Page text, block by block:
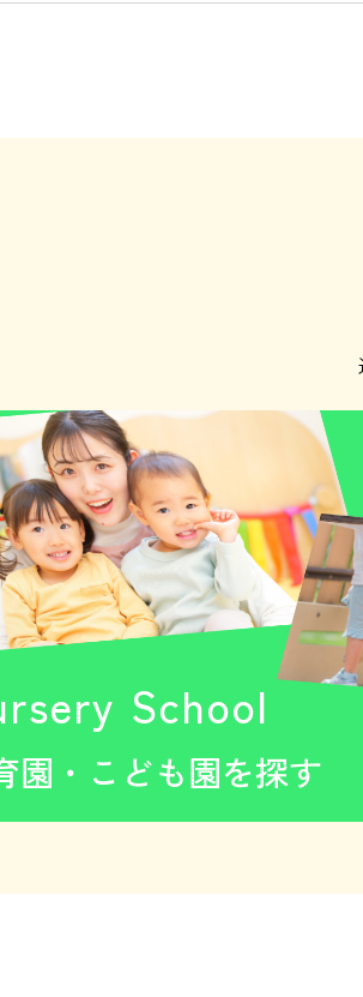
School
園・こども園を探す